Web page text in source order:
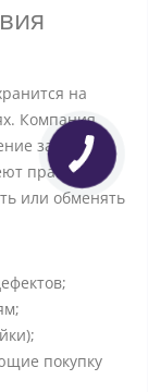
на
Компания
закона "О
право в
или обменять
покупку